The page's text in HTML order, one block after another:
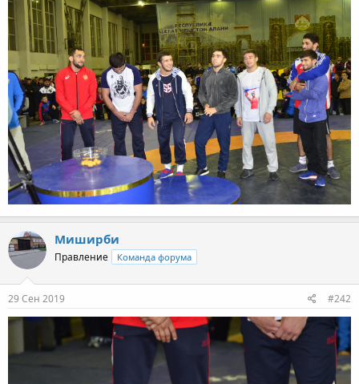
Миширби
Правление Команда форума
29 Сен 2019 #242